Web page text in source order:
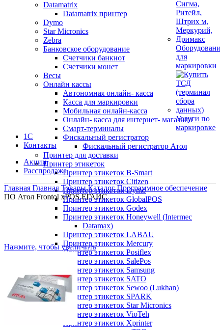
Datamatrix
Datamatrix принтер
Dymo
Star Micronics
Zebra
Банковское оборудование
Счетчики банкнот
Счетчики монет
Весы
Онлайн кассы
Автономная онлайн- касса
Касса для маркировки
Мобильная онлайн-касса
Онлайн- касса для интернет- магазина
Смарт-терминалы
Фискальный регистратор
Фискальный регистратор Атол
Принтер для доставки
Принтер этикеток
Принтер этикеток B-Smart
Принтер этикеток Citizen
Принтер этикеток Dymo
Принтер этикеток GlobalPOS
Принтер этикеток Godex
Принтер этикеток Honeywell (Intermec
Datamax)
Принтер этикеток LABAU
Принтер этикеток Mercury
Принтер этикеток Posiflex
Принтер этикеток SalePos
Принтер этикеток Samsung
Принтер этикеток SATO
Принтер этикеток Sewoo (Lukhan)
Принтер этикеток SPARK
Принтер этикеток Star Micronics
Принтер этикеток VioTeh
Принтер этикеток Xprinter
для
маркировки
Услуги по
маркировке
1С
Контакты
Акции
Расспродажа
Главная Главная ТоварыКаталогПрограммное обеспечение
ПО Атол Frontol xPOS ЕГАИС
Нажмите, чтобы увеличить